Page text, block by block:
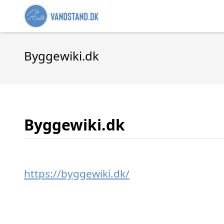
Byggewiki.dk
Byggewiki.dk
https://byggewiki.dk/